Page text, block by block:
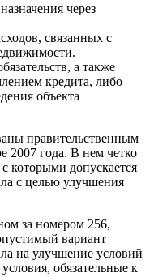
через
связанных с
а также
кредита, либо
объекта
правительственным
2007 года. В нем четко
которыми допускается
с целью улучшения
за номером 256,
вариант
на улучшение условий
обязательные к